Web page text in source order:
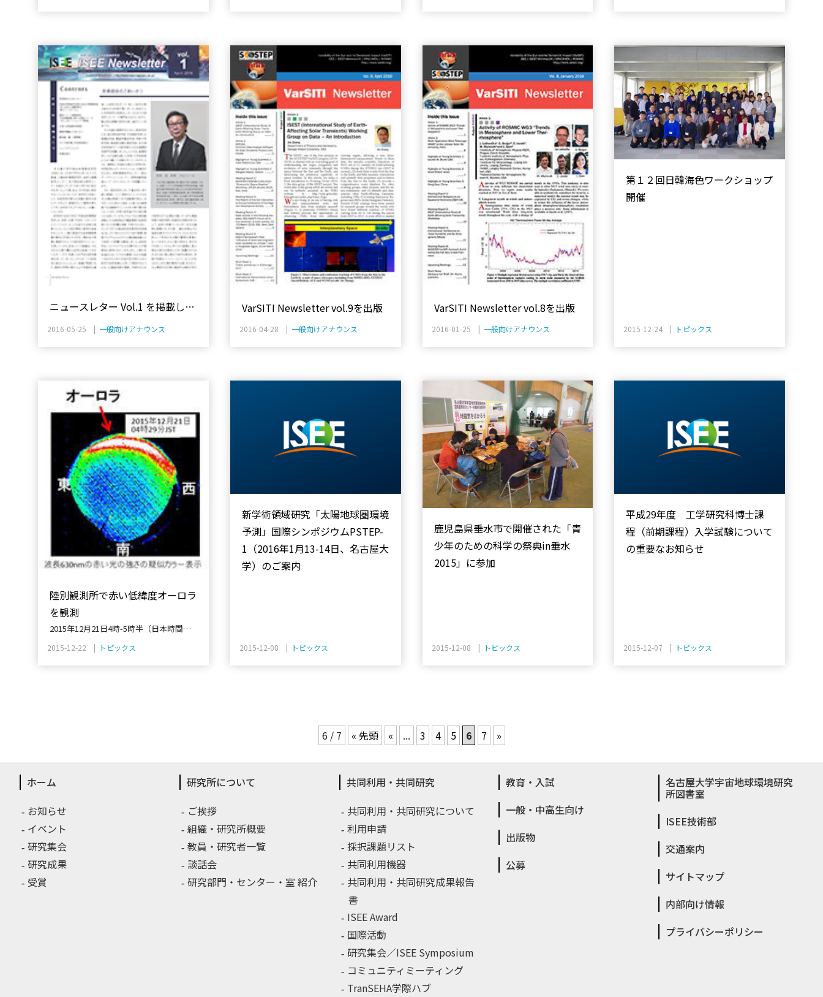
ニュースレター Vol.1 を掲載しま
した。
2016-05-25 | 一般向けアナウンス
VarSITI Newsletter vol.9を出版
2016-04-28 | 一般向けアナウンス
VarSITI Newsletter vol.8を出版
2016-01-25 | 一般向けアナウンス
第１２回日韓海色ワークショップ
開催
2015-12-24 | トピックス
陸別観測所で赤い低緯度オーロラ
を観測
2015年12月21日4時-5時半（日本時間）
地球環境研究所の陸別観測所において、
弱い低緯度オーロラを観測しました。
2015-12-22 | トピックス
新学術領域研究「太陽地球圏環境
予測」国際シンポジウムPSTEP-
1（2016年1月13-14日、名古屋大
学）のご案内
2015-12-08 | トピックス
鹿児島県垂水市で開催された「青
少年のための科学の祭典in垂水
2015」に参加
2015-12-08 | トピックス
平成29年度 工学研究科博士課
程（前期課程）入学試験について
の重要なお知らせ
2015-12-07 | トピックス
6 / 7 « 先頭 « ... 3 4 5 6 7 »
ホーム
お知らせ
イベント
研究集会
研究成果
受賞
研究所について
ご挨拶
組織・研究所概要
教員・研究者一覧
談話会
研究部門・センター・室 紹介
共同利用・共同研究
共同利用・共同研究について
利用申請
採択課題リスト
共同利用機器
共同利用・共同研究成果報告
書
ISEE Award
国際活動
研究集会／ISEE Symposium
コミュニティミーティング
TranSEHA学際ハブ
教育・入試
一般・中高生向け
出版物
公募
名古屋大学宇宙地球環境研究
所図書室
ISEE技術部
交通案内
サイトマップ
内部向け情報
プライバシーポリシー